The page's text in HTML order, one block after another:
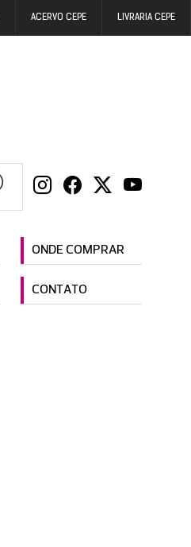
ACERVO CEPE LIVRARIA CEPE
ONDE COMPRAR
CONTATO